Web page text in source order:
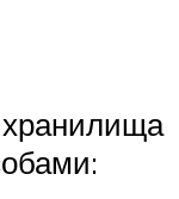
хранилища